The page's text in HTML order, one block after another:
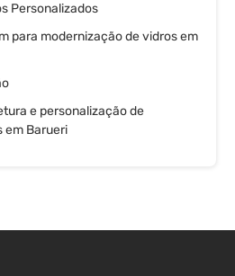
Personalizados
para modernização de vidros em
e personalização de
em Barueri